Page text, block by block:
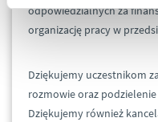
odpowiedzialnych za
organizację pracy w
Dziękujemy uczestnikom
rozmowie oraz
Dziękujemy również